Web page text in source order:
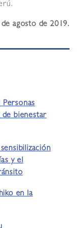
agosto de 2019.
de bienestar
y el
en la